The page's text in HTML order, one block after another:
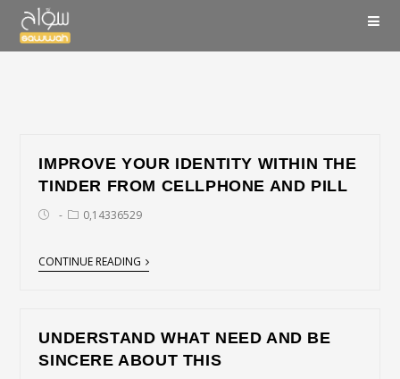
IMPROVE YOUR IDENTITY WITHIN THE
TINDER FROM CELLPHONE AND PILL
0,14336529
CONTINUE READING
UNDERSTAND WHAT NEED AND BE
SINCERE ABOUT THIS